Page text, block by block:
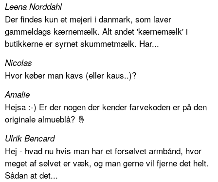
Leena Norddahl
Der findes kun et mejeri i danmark, som laver
gammeldags kærnemælk. Alt andet 'kærnemælk' i
butikkerne er syrnet skummetmælk. Har...
Nicolas
Hvor køber man kavs (eller kaus..)?
Amalie
Hejsa :-) Er der nogen der kender farvekoden er på den
originale almueblå? 🤞
Ulrik Bencard
Hej - hvad nu hvis man har et forsølvet armbånd, hvor
meget af sølvet er væk, og man gerne vil fjerne det helt.
Sådan at det...